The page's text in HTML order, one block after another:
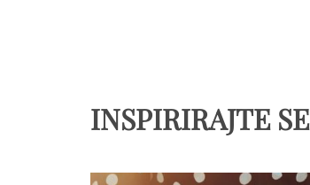
INSPIRIRAJTE SE